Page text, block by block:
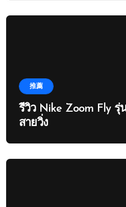
推薦
รีวิว Nike Zoom Fly
สายวิ่ง